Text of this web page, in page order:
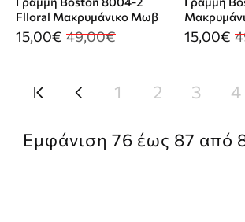
Flloral Μακρυμάνικο Μωβ
15,00€ 49,00€ 15,00€
1 2 3 4
Εμφάνιση 76 έως 87 από